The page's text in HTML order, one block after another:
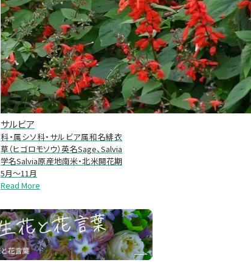
サルビア
科・属シソ科・サルビア属和名緋衣
草（ヒゴロモソウ）英名Sage、Salvia
学名Salvia原産地南米・北米開花期
5月～11月
Read More